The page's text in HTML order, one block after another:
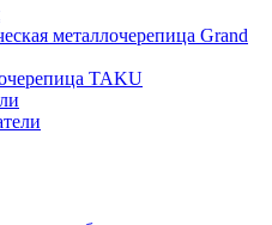
металлочерепица Grand
TAKU